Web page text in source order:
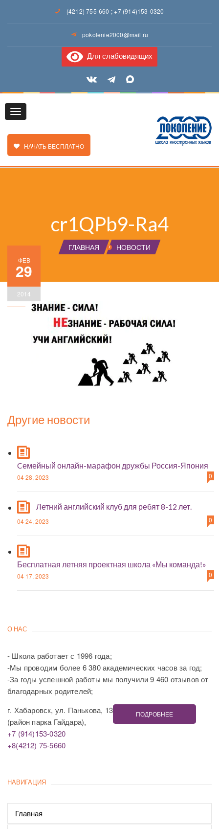
(4212) 755-660 ;+7 (914)153-0320
pokolenie2000@mail.ru
Для слабовидящих
Toggle
ЗАКАЗАТЬ ЗВОНОК
НАЧАТЬ БЕСПЛАТНО
cr1QPb9-Ra4
ГЛАВНАЯ НОВОСТИ
ФЕВ
29
2014
Другие новости
Cемейный онлайн-марафон дружбы Россия-Япония
04 28, 2023 0
Летний английский клуб для ребят 8-12 лет.
04 24, 2023 0
Бесплатная летняя проектная школа «Мы команда!»
04 17, 2023 0
О НАС
- Школа работает с 1996 года;
-Мы проводим более 6 380 академических часов за год;
-За годы успешной работы мы получили 9 460 отзывов от
благодарных родителей;
г. Хабаровск, ул. Панькова, 13
(район парка Гайдара),
+7 (914)153-0320
+8(4212) 75-5660
ПОДРОБНЕЕ
НАВИГАЦИЯ
Главная